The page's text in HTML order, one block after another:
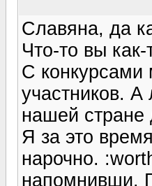
Славяна, да
Что-то вы
С конкурсами
участников. А
нашей стране
Я за это
нарочно.
напомнивши.